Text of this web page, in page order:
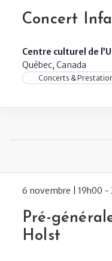
Concert
Centre culturel de
Québec, Canada
Concerts &
Pré-
Holst
6 novembre | 19h00 -